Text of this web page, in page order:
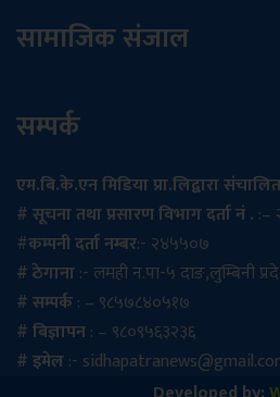
सामाजिक संजाल
सम्पर्क
एम.बि.के.एन मिडिया प्रा.लिद्वारा
# सूचना तथा प्रसारण विभाग दर्ता नं . :–
#कम्पनी दर्ता नम्बर:- २४५५०७
# ठेगाना:- लमही न.पा-५ दाङ,लुम्बिनी
# सम्पर्क: – ९८५७८४०५१७
# बिज्ञापन: – ९८०९५६३२३६
# इमेल:-